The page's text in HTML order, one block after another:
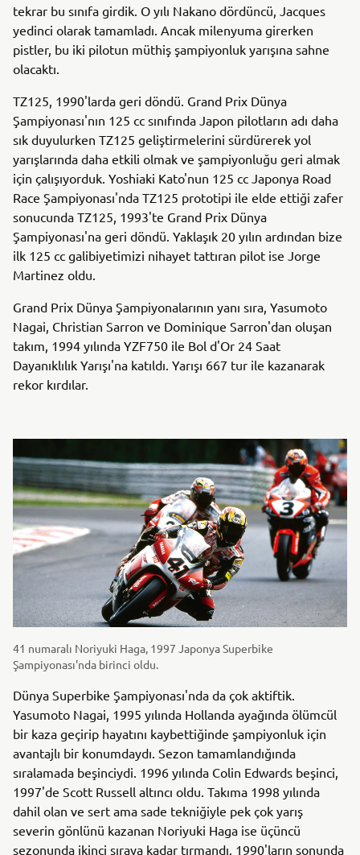
tekrar bu sınıfa girdik. O yılı Nakano dördüncü, Jacques
yedinci olarak tamamladı. Ancak milenyuma girerken
pistler, bu iki pilotun müthiş şampiyonluk yarışına sahne
olacaktı.
TZ125, 1990'larda geri döndü. Grand Prix Dünya
Şampiyonası'nın 125 cc sınıfında Japon pilotların adı daha
sık duyulurken TZ125 geliştirmelerini sürdürerek yol
yarışlarında daha etkili olmak ve şampiyonluğu geri almak
için çalışıyorduk. Yoshiaki Kato'nun 125 cc Japonya Road
Race Şampiyonası'nda TZ125 prototipi ile elde ettiği zafer
sonucunda TZ125, 1993'te Grand Prix Dünya
Şampiyonası'na geri döndü. Yaklaşık 20 yılın ardından bize
ilk 125 cc galibiyetimizi nihayet tattıran pilot ise Jorge
Martinez oldu.
Grand Prix Dünya Şampiyonalarının yanı sıra, Yasumoto
Nagai, Christian Sarron ve Dominique Sarron'dan oluşan
takım, 1994 yılında YZF750 ile Bol d'Or 24 Saat
Dayanıklılık Yarışı'na katıldı. Yarışı 667 tur ile kazanarak
rekor kırdılar.
41 numaralı Noriyuki Haga, 1997 Japonya Superbike
Şampiyonası'nda birinci oldu.
Dünya Superbike Şampiyonası'nda da çok aktiftik.
Yasumoto Nagai, 1995 yılında Hollanda ayağında ölümcül
bir kaza geçirip hayatını kaybettiğinde şampiyonluk için
avantajlı bir konumdaydı. Sezon tamamlandığında
sıralamada beşinciydi. 1996 yılında Colin Edwards beşinci,
1997'de Scott Russell altıncı oldu. Takıma 1998 yılında
dahil olan ve sert ama sade tekniğiyle pek çok yarış
severin gönlünü kazanan Noriyuki Haga ise üçüncü
sezonunda ikinci sıraya kadar tırmandı. 1990'ların sonunda